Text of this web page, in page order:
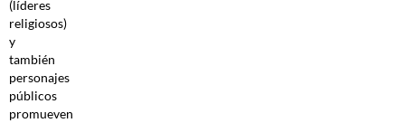
(líderes
religiosos)
y
también
personajes
públicos
promueven